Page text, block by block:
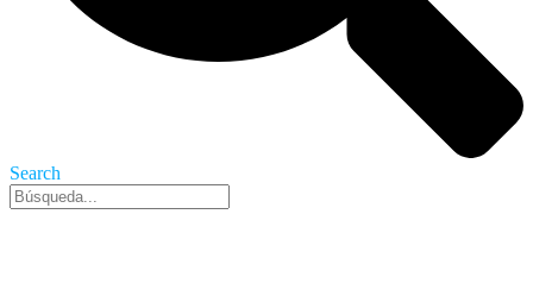
Search